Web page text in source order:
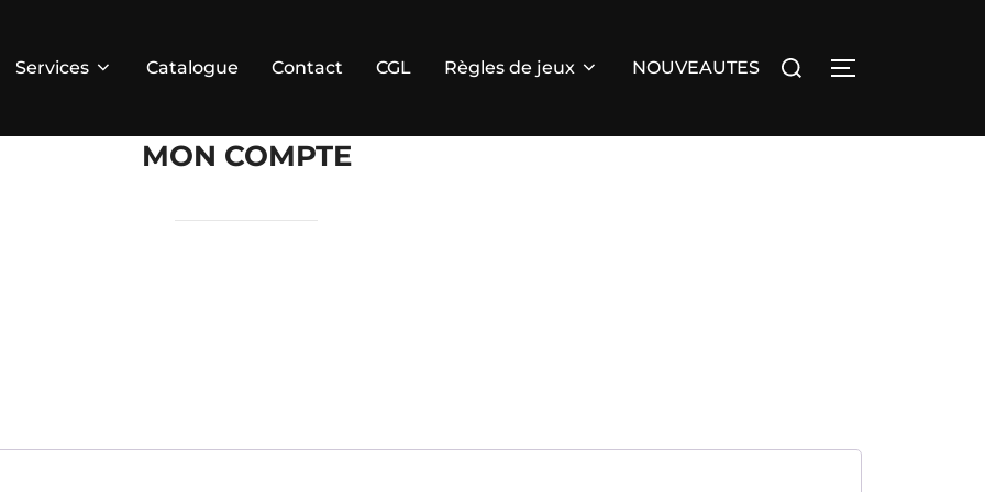
Services Catalogue Contact CGL Règles de jeux NOUVEAUTES
Rechercher :
PERMUTER
MON COMPTE